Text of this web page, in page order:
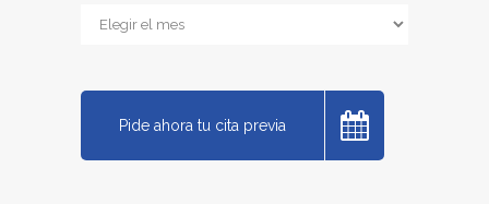
Archivos
Pide ahora tu cita previa